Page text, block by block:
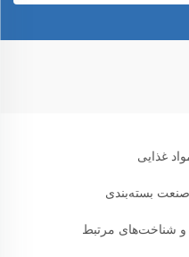
غذایی